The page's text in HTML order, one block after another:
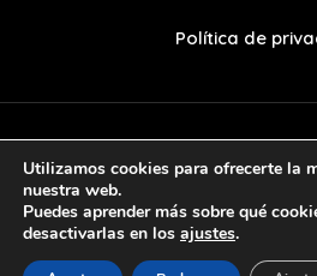
Política de
twitter
Utilizamos cookies para ofrecerte la
nuestra web.
Puedes aprender más sobre qué
desactivarlas en los ajustes.